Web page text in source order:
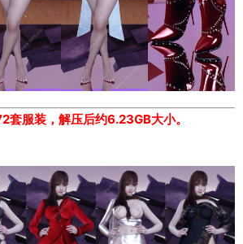
服装，解压后约6.23GB大小。